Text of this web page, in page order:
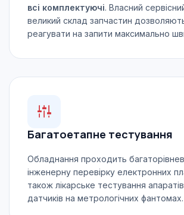
всі комплектуючі. Власний
великий склад запчастин
реагувати на запити максимально
Багатоетапне тестування
Обладнання проходить
інженерну перевірку електронних
також лікарське тестування апаратів
датчиків на метрологічних фантомах.